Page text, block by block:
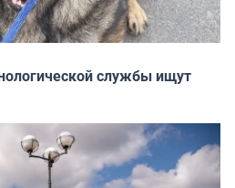
службы ищут